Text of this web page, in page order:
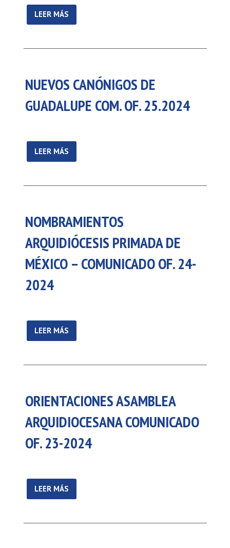
LEER MÁS
NUEVOS CANÓNIGOS DE
GUADALUPE COM. OF. 25.2024
LEER MÁS
NOMBRAMIENTOS
ARQUIDIÓCESIS PRIMADA DE
MÉXICO – COMUNICADO OF. 24-
2024
LEER MÁS
ORIENTACIONES ASAMBLEA
ARQUIDIOCESANA COMUNICADO
OF. 23-2024
LEER MÁS